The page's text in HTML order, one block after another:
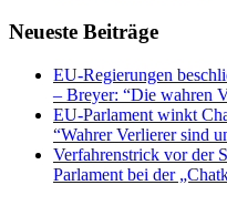
Neueste Beiträge
EU-Regierungen
– Breyer: “Die wahren
EU-Parlament winkt
“Wahrer Verlierer sind
Verfahrenstrick vor der
Parlament bei der